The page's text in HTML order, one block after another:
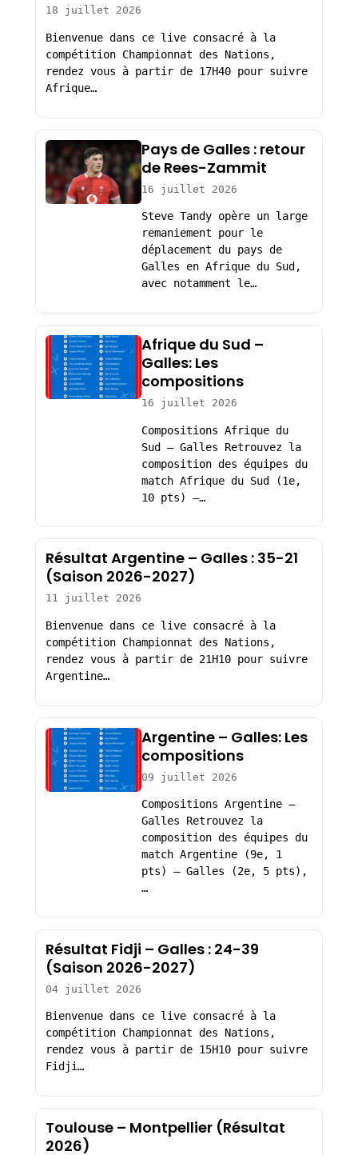
18 juillet 2026
Bienvenue dans ce live consacré à la
compétition Championnat des Nations,
rendez vous à partir de 17H40 pour suivre
Afrique…
Pays de Galles : retour
de Rees-Zammit
16 juillet 2026
Steve Tandy opère un large
remaniement pour le
déplacement du pays de
Galles en Afrique du Sud,
avec notamment le…
Afrique du Sud –
Galles: Les
compositions
16 juillet 2026
Compositions Afrique du
Sud – Galles Retrouvez la
composition des équipes du
match Afrique du Sud (1e,
10 pts) –…
Résultat Argentine – Galles : 35-21
(Saison 2026-2027)
11 juillet 2026
Bienvenue dans ce live consacré à la
compétition Championnat des Nations,
rendez vous à partir de 21H10 pour suivre
Argentine…
Argentine – Galles: Les
compositions
09 juillet 2026
Compositions Argentine –
Galles Retrouvez la
composition des équipes du
match Argentine (9e, 1
pts) – Galles (2e, 5 pts),
…
Résultat Fidji – Galles : 24-39
(Saison 2026-2027)
04 juillet 2026
Bienvenue dans ce live consacré à la
compétition Championnat des Nations,
rendez vous à partir de 15H10 pour suivre
Fidji…
Toulouse – Montpellier (Résultat
2026)